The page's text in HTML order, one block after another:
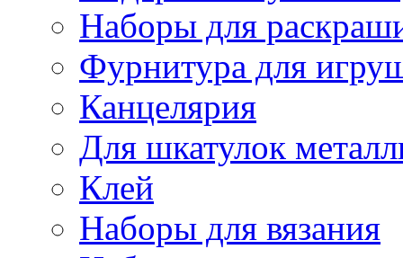
Наборы для
Фурнитура для
Канцелярия
Для шкатулок
Клей
Наборы для вязания